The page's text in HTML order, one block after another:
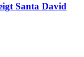
Santa David